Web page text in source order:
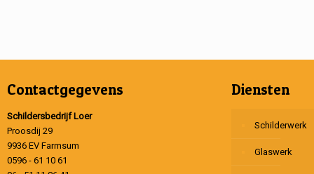
Contactgegevens
Schildersbedrijf Loer
Proosdij 29
9936 EV Farmsum
0596 - 61 10 61
Diensten
Schilderwerk
Glaswerk